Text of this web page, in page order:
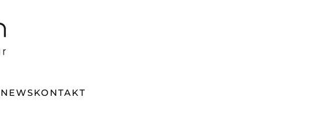
NEWSKONTAKT